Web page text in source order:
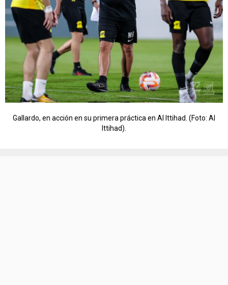
Gallardo, en acción en su primera práctica en Al Ittihad. (Foto: Al
Ittihad).